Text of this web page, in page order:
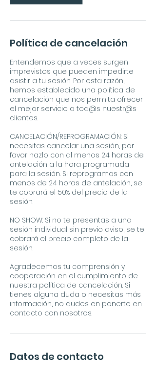
Política de cancelación
Entendemos que a veces surgen
imprevistos que pueden impedirte
asistir a tu sesión. Por esta razón,
hemos establecido una política de
cancelación que nos permita ofrecer
el mejor servicio a tod@s nuestr@s
clientes.
CANCELACIÓN/REPROGRAMACIÓN: Si
necesitas cancelar una sesión, por
favor hazlo con al menos 24 horas de
antelación a la hora programada
para la sesión. Si reprogramas con
menos de 24 horas de antelación, se
te cobrará el 50% del precio de la
sesión.
NO SHOW: Si no te presentas a una
sesión individual sin previo aviso, se te
cobrará el precio completo de la
sesión.
Agradecemos tu comprensión y
cooperación en el cumplimiento de
nuestra política de cancelación. Si
tienes alguna duda o necesitas más
información, no dudes en ponerte en
contacto con nosotros.
Datos de contacto